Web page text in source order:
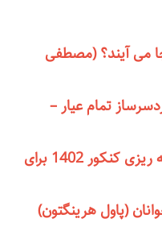
می آیند؟ (مصطفی
بیگ نیت ۲: دردسرساز تمام عیار –
مروری بر بهترین روش برنامه ریزی کنکور 1402 برای
(پاول هرینگتون)